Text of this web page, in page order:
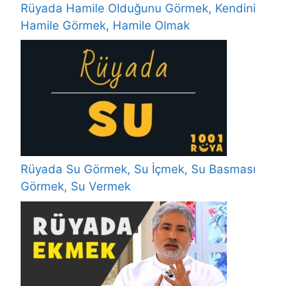
Rüyada Hamile Olduğunu Görmek, Kendini
Hamile Görmek, Hamile Olmak
Rüyada Su Görmek, Su İçmek, Su Basması
Görmek, Su Vermek